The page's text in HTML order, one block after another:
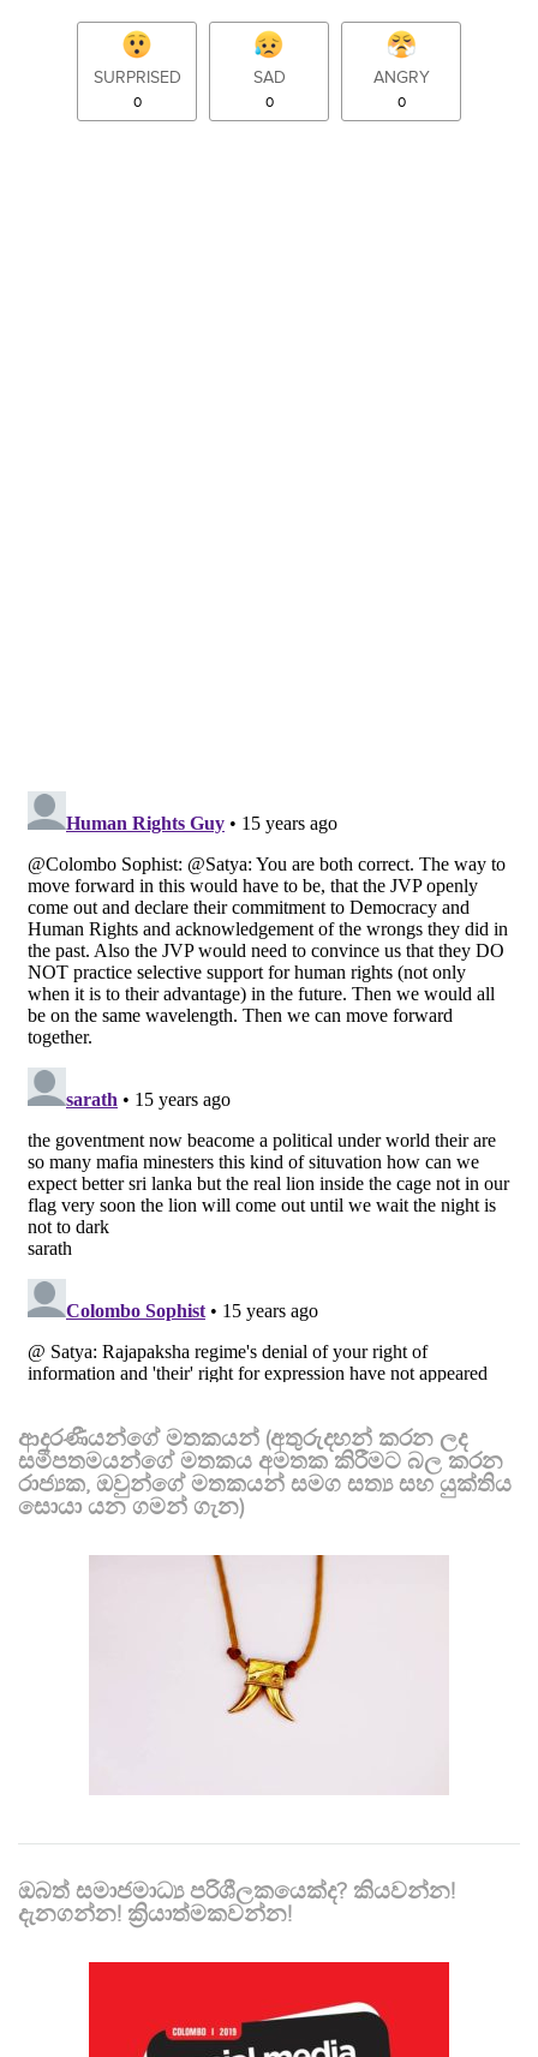
SURPRISED
0
SAD
0
ANGRY
0
ආදරණීයන්ගේ මතකයන් (අතුරුදහන් කරන ලද
සමීපතමයන්ගේ මතකය අමතක කිරීමට බල කරන
රාජ්‍යක, ඔවුන්ගේ මතකයන් සමග සත්‍ය සහ යුක්තිය
සොයා යන ගමන් ගැන)
ඔබත් සමාජමාධ්‍ය පරිශීලකයෙක්ද? කියවන්න!
දැනගන්න! ක්‍රියාත්මකවන්න!